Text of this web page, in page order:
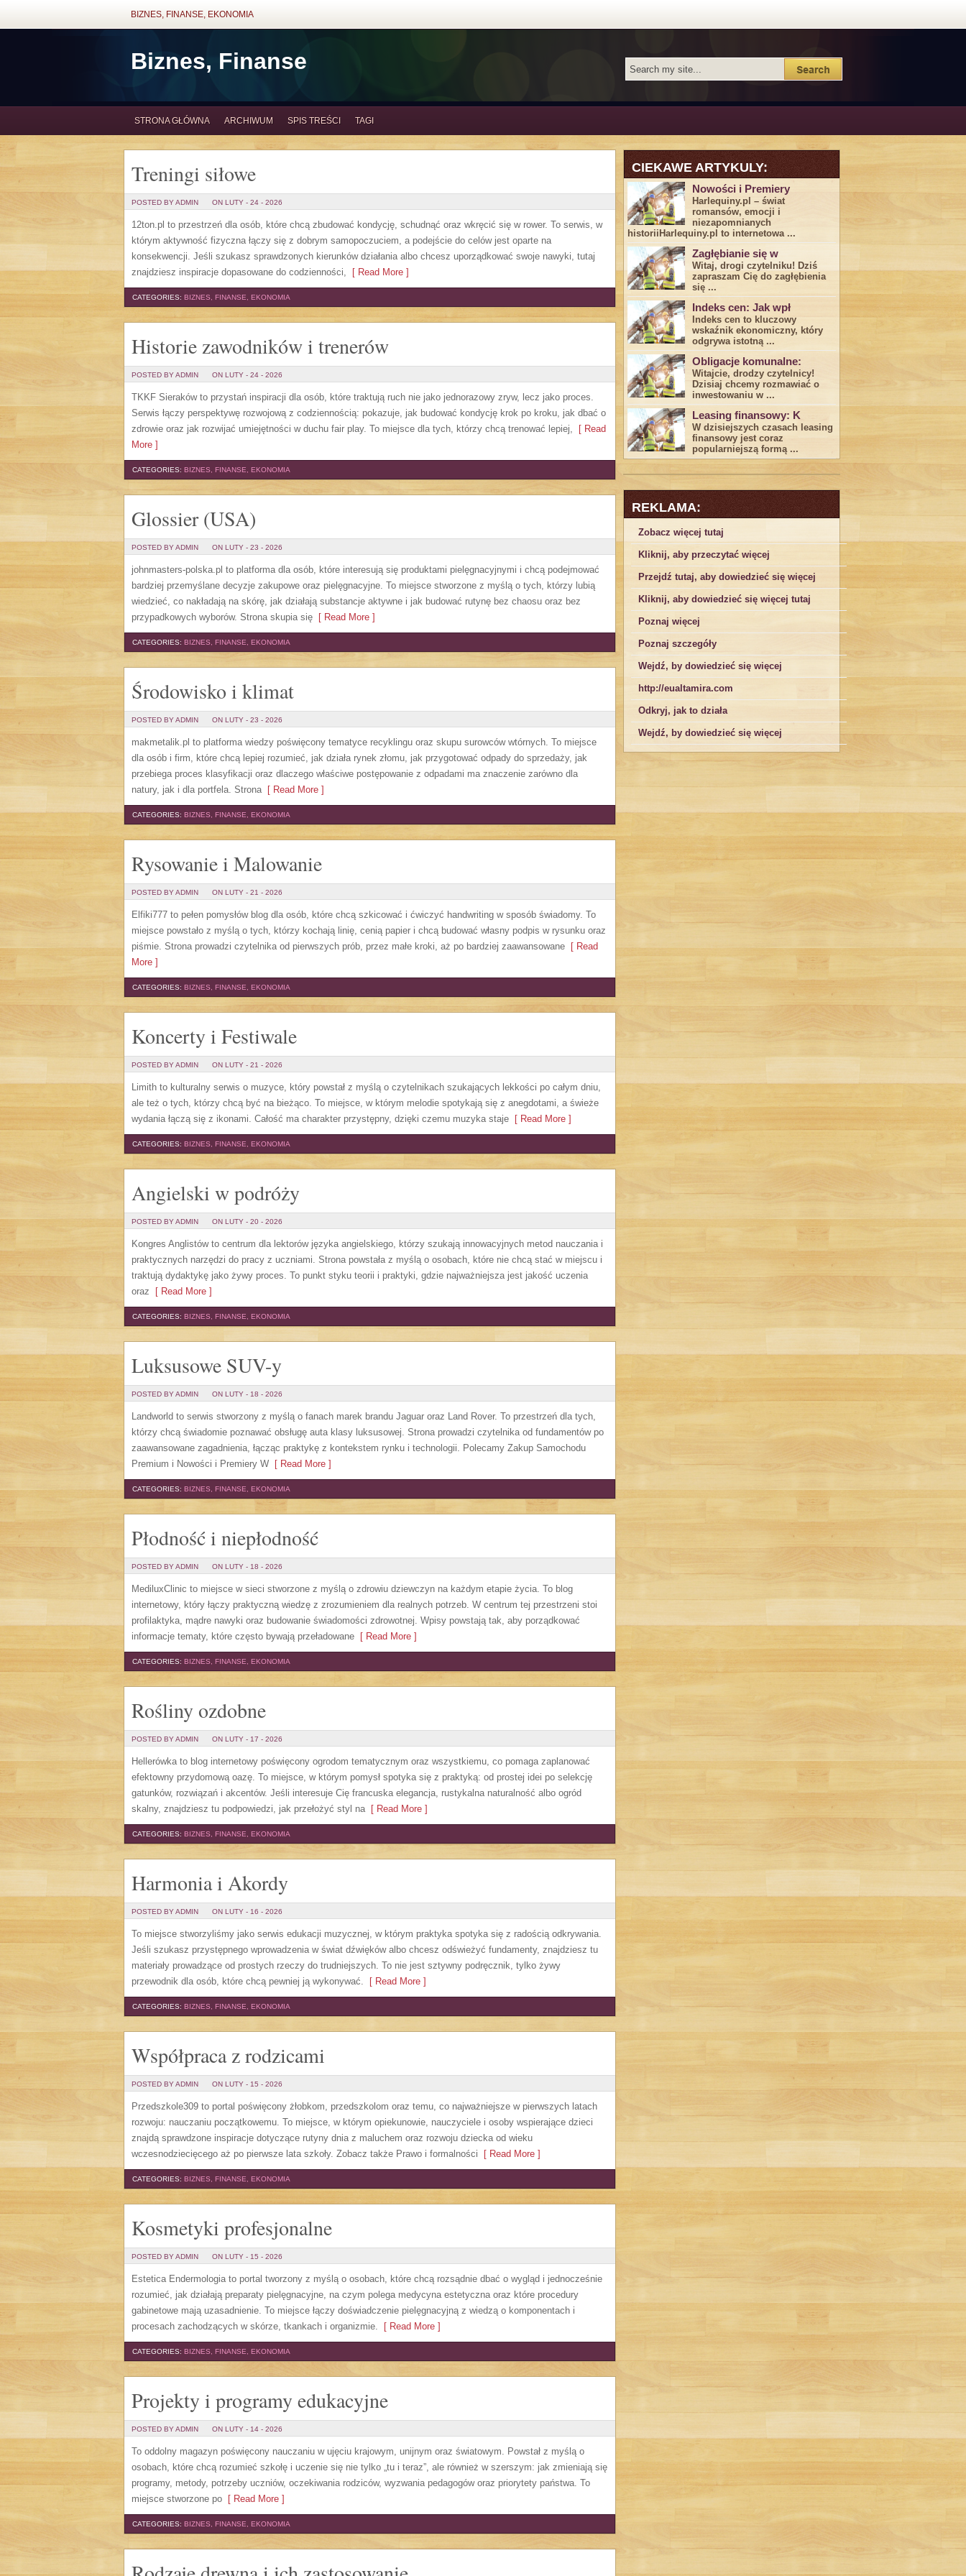
BIZNES, FINANSE, EKONOMIA
Biznes, Finanse
STRONA GŁÓWNA ARCHIWUM SPIS TREŚCI TAGI
Treningi siłowe
POSTED BY ADMIN ON LUTY - 24 - 2026
12ton.pl to przestrzeń dla osób, które chcą zbudować kondycję, schudnąć oraz wkręcić się w rower. To serwis, w
którym aktywność fizyczna łączy się z dobrym samopoczuciem, a podejście do celów jest oparte na
konsekwencji. Jeśli szukasz sprawdzonych kierunków działania albo chcesz uporządkować swoje nawyki, tutaj
znajdziesz inspiracje dopasowane do codzienności, [ Read More ]
CATEGORIES: BIZNES, FINANSE, EKONOMIA
Historie zawodników i trenerów
POSTED BY ADMIN ON LUTY - 24 - 2026
TKKF Sieraków to przystań inspiracji dla osób, które traktują ruch nie jako jednorazowy zryw, lecz jako proces.
Serwis łączy perspektywę rozwojową z codziennością: pokazuje, jak budować kondycję krok po kroku, jak dbać o
zdrowie oraz jak rozwijać umiejętności w duchu fair play. To miejsce dla tych, którzy chcą trenować lepiej, [ Read
More ]
CATEGORIES: BIZNES, FINANSE, EKONOMIA
Glossier (USA)
POSTED BY ADMIN ON LUTY - 23 - 2026
johnmasters-polska.pl to platforma dla osób, które interesują się produktami pielęgnacyjnymi i chcą podejmować
bardziej przemyślane decyzje zakupowe oraz pielęgnacyjne. To miejsce stworzone z myślą o tych, którzy lubią
wiedzieć, co nakładają na skórę, jak działają substancje aktywne i jak budować rutynę bez chaosu oraz bez
przypadkowych wyborów. Strona skupia się [ Read More ]
CATEGORIES: BIZNES, FINANSE, EKONOMIA
Środowisko i klimat
POSTED BY ADMIN ON LUTY - 23 - 2026
makmetalik.pl to platforma wiedzy poświęcony tematyce recyklingu oraz skupu surowców wtórnych. To miejsce
dla osób i firm, które chcą lepiej rozumieć, jak działa rynek złomu, jak przygotować odpady do sprzedaży, jak
przebiega proces klasyfikacji oraz dlaczego właściwe postępowanie z odpadami ma znaczenie zarówno dla
natury, jak i dla portfela. Strona[ Read More ]
CATEGORIES: BIZNES, FINANSE, EKONOMIA
Rysowanie i Malowanie
POSTED BY ADMIN ON LUTY - 21 - 2026
Elfiki777 to pełen pomysłów blog dla osób, które chcą szkicować i ćwiczyć handwriting w sposób świadomy. To
miejsce powstało z myślą o tych, którzy kochają linię, cenią papier i chcą budować własny podpis w rysunku oraz
piśmie. Strona prowadzi czytelnika od pierwszych prób, przez małe kroki, aż po bardziej zaawansowane [ Read
More ]
CATEGORIES: BIZNES, FINANSE, EKONOMIA
Koncerty i Festiwale
POSTED BY ADMIN ON LUTY - 21 - 2026
Limith to kulturalny serwis o muzyce, który powstał z myślą o czytelnikach szukających lekkości po całym dniu,
ale też o tych, którzy chcą być na bieżąco. To miejsce, w którym melodie spotykają się z anegdotami, a świeże
wydania łączą się z ikonami. Całość ma charakter przystępny, dzięki czemu muzyka staje [ Read More ]
CATEGORIES: BIZNES, FINANSE, EKONOMIA
Angielski w podróży
POSTED BY ADMIN ON LUTY - 20 - 2026
Kongres Anglistów to centrum dla lektorów języka angielskiego, którzy szukają innowacyjnych metod nauczania i
praktycznych narzędzi do pracy z uczniami. Strona powstała z myślą o osobach, które nie chcą stać w miejscu i
traktują dydaktykę jako żywy proces. To punkt styku teorii i praktyki, gdzie najważniejsza jest jakość uczenia
oraz [ Read More ]
CATEGORIES: BIZNES, FINANSE, EKONOMIA
Luksusowe SUV-y
POSTED BY ADMIN ON LUTY - 18 - 2026
Landworld to serwis stworzony z myślą o fanach marek brandu Jaguar oraz Land Rover. To przestrzeń dla tych,
którzy chcą świadomie poznawać obsługę auta klasy luksusowej. Strona prowadzi czytelnika od fundamentów po
zaawansowane zagadnienia, łącząc praktykę z kontekstem rynku i technologii. Polecamy Zakup Samochodu
Premium i Nowości i Premiery W [ Read More ]
CATEGORIES: BIZNES, FINANSE, EKONOMIA
Płodność i niepłodność
POSTED BY ADMIN ON LUTY - 18 - 2026
MediluxClinic to miejsce w sieci stworzone z myślą o zdrowiu dziewczyn na każdym etapie życia. To blog
internetowy, który łączy praktyczną wiedzę z zrozumieniem dla realnych potrzeb. W centrum tej przestrzeni stoi
profilaktyka, mądre nawyki oraz budowanie świadomości zdrowotnej. Wpisy powstają tak, aby porządkować
informacje tematy, które często bywają przeładowane [ Read More ]
CATEGORIES: BIZNES, FINANSE, EKONOMIA
Rośliny ozdobne
POSTED BY ADMIN ON LUTY - 17 - 2026
Hellerówka to blog internetowy poświęcony ogrodom tematycznym oraz wszystkiemu, co pomaga zaplanować
efektowny przydomową oazę. To miejsce, w którym pomysł spotyka się z praktyką: od prostej idei po selekcję
gatunków, rozwiązań i akcentów. Jeśli interesuje Cię francuska elegancja, rustykalna naturalność albo ogród
skalny, znajdziesz tu podpowiedzi, jak przełożyć styl na[ Read More ]
CATEGORIES: BIZNES, FINANSE, EKONOMIA
Harmonia i Akordy
POSTED BY ADMIN ON LUTY - 16 - 2026
To miejsce stworzyliśmy jako serwis edukacji muzycznej, w którym praktyka spotyka się z radością odkrywania.
Jeśli szukasz przystępnego wprowadzenia w świat dźwięków albo chcesz odświeżyć fundamenty, znajdziesz tu
materiały prowadzące od prostych rzeczy do trudniejszych. To nie jest sztywny podręcznik, tylko żywy
przewodnik dla osób, które chcą pewniej ją wykonywać. [ Read More ]
CATEGORIES: BIZNES, FINANSE, EKONOMIA
Współpraca z rodzicami
POSTED BY ADMIN ON LUTY - 15 - 2026
Przedszkole309 to portal poświęcony żłobkom, przedszkolom oraz temu, co najważniejsze w pierwszych latach
rozwoju: nauczaniu początkowemu. To miejsce, w którym opiekunowie, nauczyciele i osoby wspierające dzieci
znajdą sprawdzone inspiracje dotyczące rutyny dnia z maluchem oraz rozwoju dziecka od wieku
wczesnodziecięcego aż po pierwsze lata szkoły. Zobacz także Prawo i formalności [ Read More ]
CATEGORIES: BIZNES, FINANSE, EKONOMIA
Kosmetyki profesjonalne
POSTED BY ADMIN ON LUTY - 15 - 2026
Estetica Endermologia to portal tworzony z myślą o osobach, które chcą rozsądnie dbać o wygląd i jednocześnie
rozumieć, jak działają preparaty pielęgnacyjne, na czym polega medycyna estetyczna oraz które procedury
gabinetowe mają uzasadnienie. To miejsce łączy doświadczenie pielęgnacyjną z wiedzą o komponentach i
procesach zachodzących w skórze, tkankach i organizmie. [ Read More ]
CATEGORIES: BIZNES, FINANSE, EKONOMIA
Projekty i programy edukacyjne
POSTED BY ADMIN ON LUTY - 14 - 2026
To oddolny magazyn poświęcony nauczaniu w ujęciu krajowym, unijnym oraz światowym. Powstał z myślą o
osobach, które chcą rozumieć szkołę i uczenie się nie tylko „tu i teraz”, ale również w szerszym: jak zmieniają się
programy, metody, potrzeby uczniów, oczekiwania rodziców, wyzwania pedagogów oraz priorytety państwa. To
miejsce stworzone po [ Read More ]
CATEGORIES: BIZNES, FINANSE, EKONOMIA
CIEKAWE ARTYKULY:
Nowości i Premiery
Harlequiny.pl – świat
romansów, emocji i
niezapomnianych
historiiHarlequiny.pl to internetowa ...
Zagłębianie się w
Witaj, drogi ⁤czytelniku! Dziś
zapraszam Cię do‍ zagłębienia
‍się⁢ ...
Indeks cen: Jak wpł
Indeks cen to kluczowy
wskaźnik ekonomiczny, który
odgrywa ​istotną ...
Obligacje komunalne:
Witajcie, drodzy czytelnicy!
Dzisiaj chcemy rozmawiać o
inwestowaniu w ...
Leasing finansowy: K
W dzisiejszych czasach leasing ​
finansowy jest ⁢coraz
popularniejszą formą ...
REKLAMA:
Zobacz więcej tutaj
Kliknij, aby przeczytać więcej
Przejdź tutaj, aby dowiedzieć się więcej
Kliknij, aby dowiedzieć się więcej tutaj
Poznaj więcej
Poznaj szczegóły
Wejdź, by dowiedzieć się więcej
http://eualtamira.com
Odkryj, jak to działa
Wejdź, by dowiedzieć się więcej